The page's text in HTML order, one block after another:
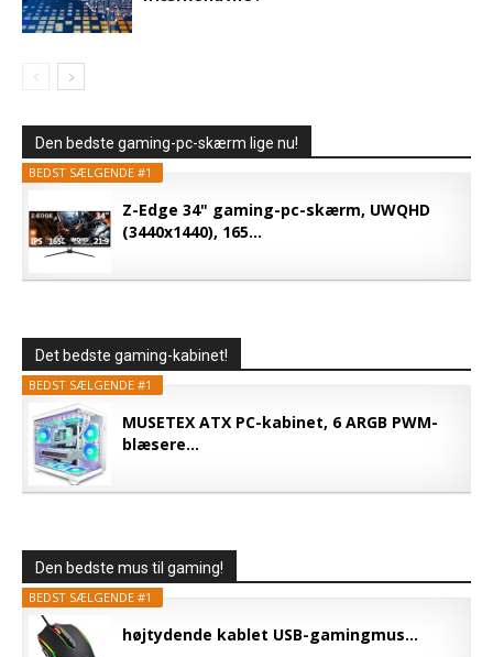
Den bedste gaming-pc-skærm lige nu!
BEDST SÆLGENDE #1
Z-Edge 34" gaming-pc-skærm, UWQHD
(3440x1440), 165...
Det bedste gaming-kabinet!
BEDST SÆLGENDE #1
MUSETEX ATX PC-kabinet, 6 ARGB PWM-
blæsere...
Den bedste mus til gaming!
BEDST SÆLGENDE #1
højtydende kablet USB-gamingmus...